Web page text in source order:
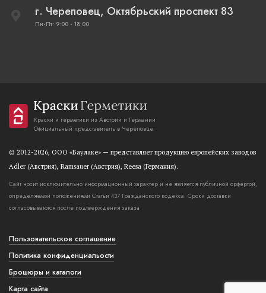
г. Череповец, Октябрьский проспект 83
Пн-Пт: 9:00 - 18:00
Краски и герметики из Австрии и Германии
Официальный представитель в Череповце
© 2012-2026, OOO «Баулаке» — представляет продукцию европейских заводов
Adler (Австрия), Ramsauer (Австрия), Reesa (Германия).
Сайт носит исключительно информационный характер и не является публичной орфертой,
определяемой положениями Статьи 437 Гражданского кодекса. Сроки доставки
согласовываются после подтверждения заказа
Пользовательское соглашение
Политика конфиденциальости
Брошюры и каталоги
Карта сайта